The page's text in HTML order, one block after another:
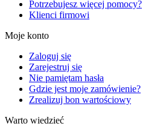
Potrzebujesz więcej pomocy?
Klienci firmowi
Moje konto
Zaloguj się
Zarejestruj się
Nie pamiętam hasła
Gdzie jest moje zamówienie?
Zrealizuj bon wartościowy
Warto wiedzieć